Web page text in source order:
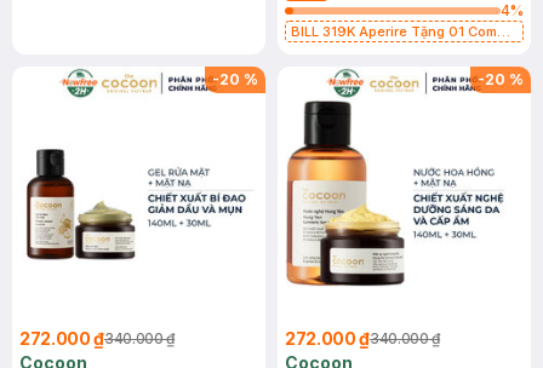
4%
BILL 319K Aperire Tặng 01 Combo
Cấp Ẩm 30g (SL có hạn)
-20 %
272.000 ₫340.000 ₫
Cocoon
-20 %
272.000 ₫340.000 ₫
Cocoon